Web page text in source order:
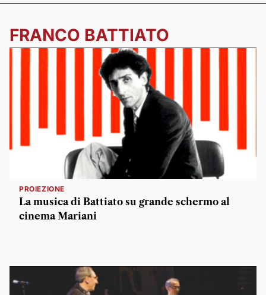
FRANCO BATTIATO
PROIEZIONE
La musica di Battiato su grande schermo al
cinema Mariani